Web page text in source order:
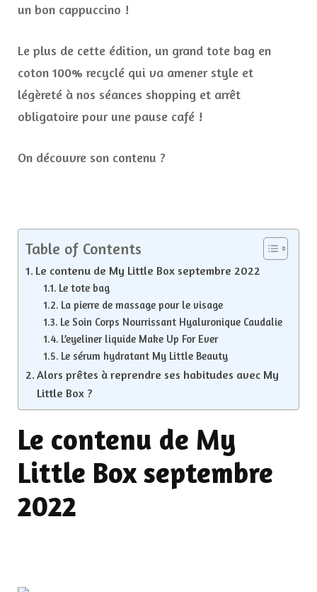
un bon cappuccino !
Le plus de cette édition, un grand tote bag en
coton 100% recyclé qui va amener style et
légèreté à nos séances shopping et arrêt
obligatoire pour une pause café !
On découvre son contenu ?
Table of Contents
Le contenu de My Little Box septembre 2022
Le tote bag
La pierre de massage pour le visage
Le Soin Corps Nourrissant Hyaluronique Caudalie
L’eyeliner liquide Make Up For Ever
Le sérum hydratant My Little Beauty
Alors prêtes à reprendre ses habitudes avec My
Little Box ?
Le contenu de My
Little Box septembre
2022